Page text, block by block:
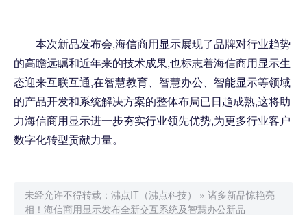
本次新品发布会,海信商用显示展现了品牌对行业趋势
的高瞻远瞩和近年来的技术成果,也标志着海信商用显示生
态迎来互联互通,在智慧教育、智慧办公、智能显示等领域
的产品开发和系统解决方案的整体布局已日趋成熟,这将助
力海信商用显示进一步夯实行业领先优势,为更多行业客户
数字化转型贡献力量。
未经允许不得转载： 沸点IT（沸点科技） » 诸多新品惊艳亮
相！海信商用显示发布全新交互系统及智慧办公新品